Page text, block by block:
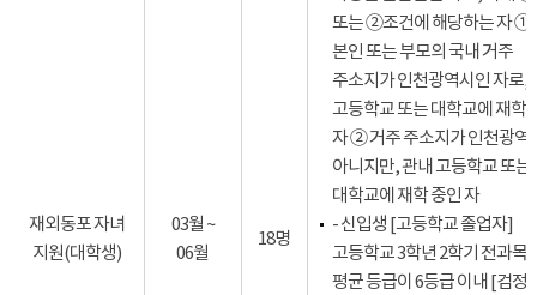
재외동포 자녀
지원(대학생)
03월 ~
06월
18명
또는 ②조건에 해당하는 자 ①
본인 또는 부모의 국내 거주
주소지가 인천광역시인 자로,
고등학교 또는 대학교에 재학
자 ② 거주 주소지가 인천광역
아니지만, 관내 고등학교 또는
대학교에 재학 중인 자
- 신입생 [고등학교 졸업자]
고등학교 3학년 2학기 전과목
평균 등급이 6등급 이내 [검정